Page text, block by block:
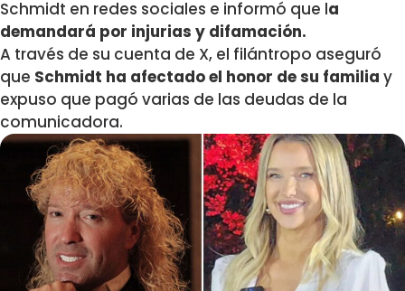
Schmidt en redes sociales e informó que la
demandará por injurias y difamación.
A través de su cuenta de X, el filántropo aseguró
que Schmidt ha afectado el honor de su familia y
expuso que pagó varias de las deudas de la
comunicadora.